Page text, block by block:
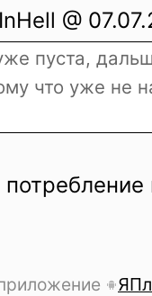
@
пуста,
что уже не